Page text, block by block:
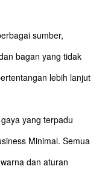
sumber,
bagan yang tidak
lebih lanjut
yang terpadu
Minimal. Semua
dan aturan